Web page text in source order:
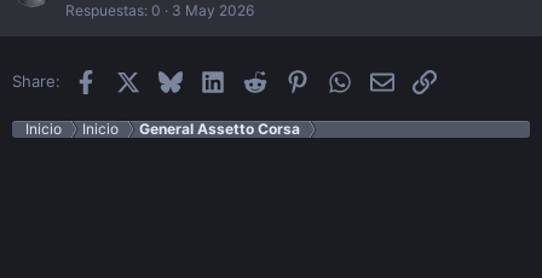
Respuestas 0 3 May 2026
Share: Facebook BlueskyLinkedInReddit PinterestWhatsApp
EmailEnlace
Inicio Inicio General Assetto Corsa